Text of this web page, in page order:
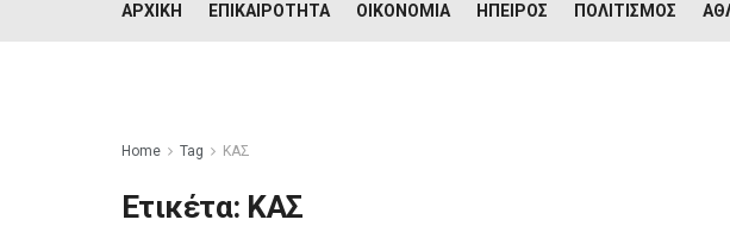
ΑΡΧΙΚΉ ΕΠΙΚΑΙΡΌΤΗΤΑ ΟΙΚΟΝΟΜΊΑ ΉΠΕΙΡΟΣ ΠΟΛΙΤΙΣΜΌΣ
Home Tag ΚΑΣ
Ετικέτα: ΚΑΣ